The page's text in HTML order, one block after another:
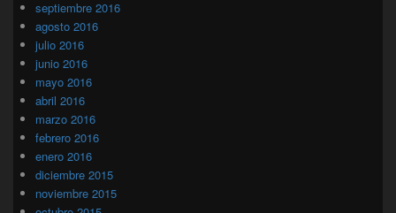
septiembre 2016
agosto 2016
julio 2016
junio 2016
mayo 2016
abril 2016
marzo 2016
febrero 2016
enero 2016
diciembre 2015
noviembre 2015